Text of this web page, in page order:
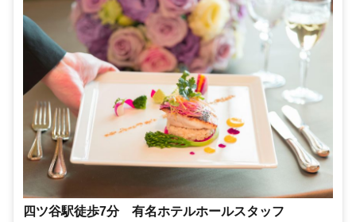
四ツ谷駅徒歩7分 有名ホテルホールスタッフ